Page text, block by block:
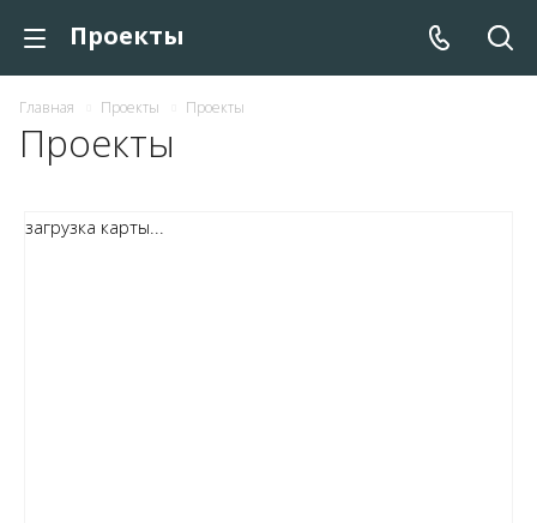
Проекты
Главная Проекты Проекты
Проекты
загрузка карты...